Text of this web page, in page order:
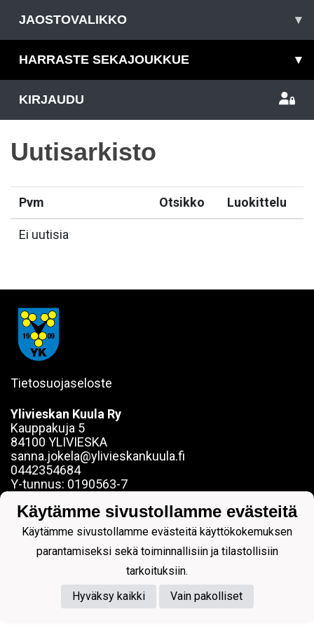
JAOSTOVALIKKO ▾
HARRASTE SEKAJOUKKUE ▾
KIRJAUDU
Uutisarkisto
Pvm Otsikko Luokittelu
Ei uutisia
Tietosuojaseloste
Ylivieskan Kuula Ry
Kauppakuja 5
84100 YLIVIESKA
sanna.jokela@ylivieskankuula.fi
0442354684
Y-tunnus: 0190563-7
Käytämme sivustollamme evästeitä
Käytämme sivustollamme evästeitä käyttökokemuksen
parantamiseksi sekä toiminnallisiin ja tilastollisiin
tarkoituksiin.
Hyväksy kaikki
Vain pakolliset